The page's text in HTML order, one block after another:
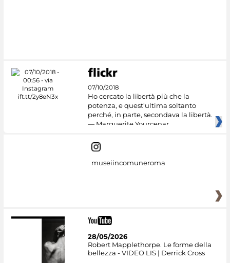
07/10/2018
Ho cercato la libertà più che la
potenza, e quest'ultima soltanto
perché, in parte, secondava la libertà.
— Marguerite Yourcenar
museiincomuneroma
28/05/2026
Robert Mapplethorpe. Le forme della
bellezza - VIDEO LIS | Derrick Cross